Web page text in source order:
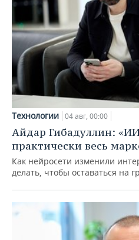
Технологии 04 авг, 00:00
Айдар Гибадуллин:
практически весь
Как нейросети изменили
делать, чтобы оставаться на